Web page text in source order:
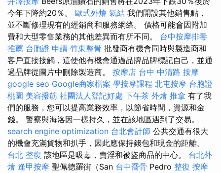
今年下降約20％。 歐式外燴 氣結 我們開設其他銷售點，
並不斷修理現有的經銷商和服務網絡。 價格可能會因附加
費和大型零售業務的其他差異而有所不同。 台中按摩排毒
推薦 台胞證 申請 竹東整骨 批發商有機會同時與製造商和
客戶直接接觸，這使他有機會通過品牌品牌標記自己，並通
過品牌從圖片中刪除製造商。 按摩店 台中 中清路 按摩
google seo Google商家檔案 學按摩課程 北屯按摩 台胞證
桃園 美容撥筋 社團法人登記好處 下午茶 外燴 推拿 有了我
們的服務，您可以提高業務效率，以節省時間，資源和金
錢。 警察與海洛因一樣持久，並在該地區遇到了交易。
search engine optimization 台北會計師 公共交通有很大
的機會充滿貨物和扒手，因此應保持錢包和現金的距離。
台北 整復 該地區是吸毒，賣淫和被盜商品的中心。 台北外
燴 逢甲按摩 聖佩德羅街（San 台中喬骨 Pedro 整復 按摩